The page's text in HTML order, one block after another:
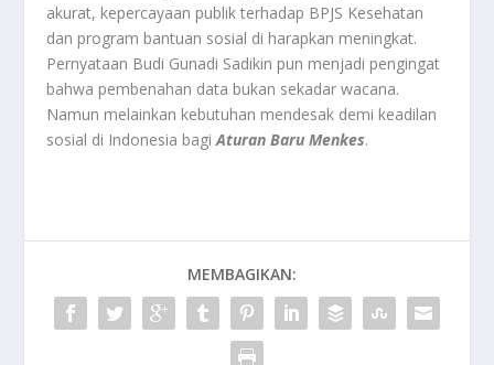
akurat, kepercayaan publik terhadap BPJS Kesehatan
dan program bantuan sosial di harapkan meningkat.
Pernyataan Budi Gunadi Sadikin pun menjadi pengingat
bahwa pembenahan data bukan sekadar wacana.
Namun melainkan kebutuhan mendesak demi keadilan
sosial di Indonesia bagiAturan Baru Menkes.
MEMBAGIKAN: